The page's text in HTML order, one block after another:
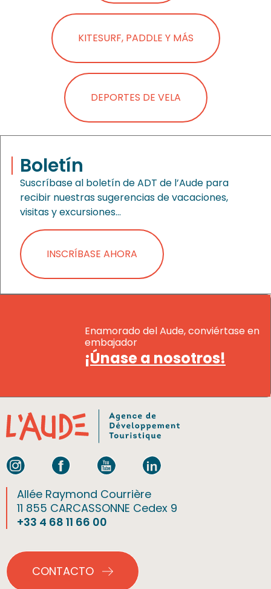
KITESURF, PADDLE Y MÁS
DEPORTES DE VELA
Boletín
Suscríbase al boletín de ADT de l’Aude para
recibir nuestras sugerencias de vacaciones,
visitas y excursiones…
INSCRÍBASE AHORA
Enamorado del Aude, conviértase en
embajador
¡Únase a nosotros!
Allée Raymond Courrière
11 855 CARCASSONNE Cedex 9
+33 4 68 11 66 00
CONTACTO